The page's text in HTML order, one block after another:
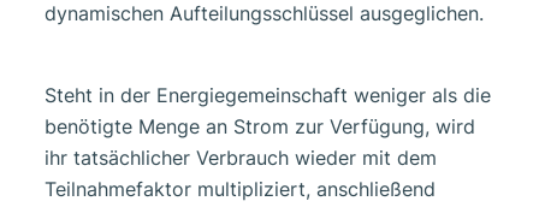
dynamischen Aufteilungsschlüssel ausgeglichen.
Steht in der Energiegemeinschaft weniger als die
benötigte Menge an Strom zur Verfügung, wird
ihr tatsächlicher Verbrauch wieder mit dem
Teilnahmefaktor multipliziert, anschließend